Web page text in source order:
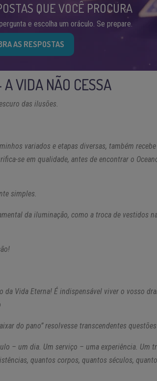
QUE VOCÊ PROCURA
e escolha um oráculo. Se prepare.
AS RESPOSTAS
VIDA NÃO CESSA
das ilusões.
variados e etapas diversas, também
se em qualidade, antes de encontrar o
simples.
da iluminação, como a troca de vestidos
Vida Eterna! É indispensável viver o vosso
do pano” resolvesse transcendentes
– um dia. Um serviço – uma experiência. Um
quantos corpos, quantos séculos,